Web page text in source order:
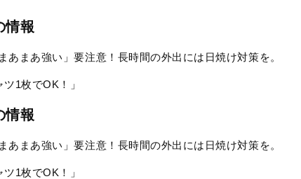
情報
あまあ強い」要注意！長時間の外出には日焼け対策を。
ツ1枚でOK！」
情報
あまあ強い」要注意！長時間の外出には日焼け対策を。
ツ1枚でOK！」